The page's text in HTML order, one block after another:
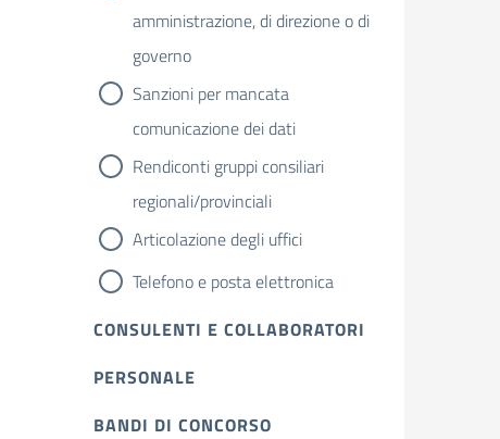
amministrazione, di direzione o di
governo
Sanzioni per mancata
comunicazione dei dati
Rendiconti gruppi consiliari
regionali/provinciali
Articolazione degli uffici
Telefono e posta elettronica
CONSULENTI E COLLABORATORI
PERSONALE
BANDI DI CONCORSO